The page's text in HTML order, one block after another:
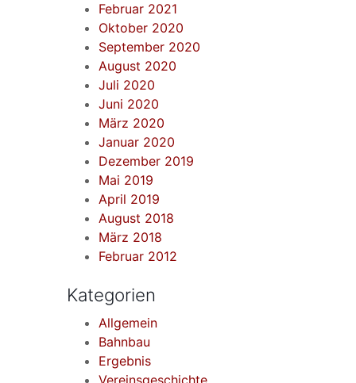
Februar 2021
Oktober 2020
September 2020
August 2020
Juli 2020
Juni 2020
März 2020
Januar 2020
Dezember 2019
Mai 2019
April 2019
August 2018
März 2018
Februar 2012
Kategorien
Allgemein
Bahnbau
Ergebnis